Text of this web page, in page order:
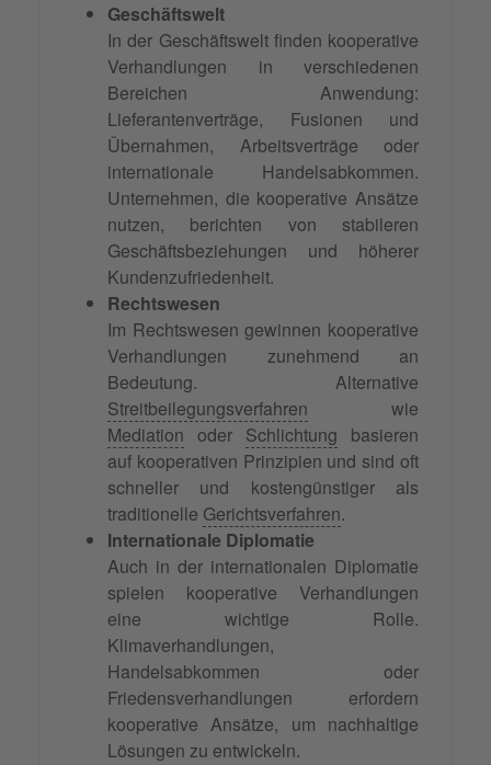
Geschäftswelt
In der Geschäftswelt finden kooperative
Verhandlungen in verschiedenen
Bereichen Anwendung:
Lieferantenverträge, Fusionen und
Übernahmen, Arbeitsverträge oder
internationale Handelsabkommen.
Unternehmen, die kooperative Ansätze
nutzen, berichten von stabileren
Geschäftsbeziehungen und höherer
Kundenzufriedenheit.
Rechtswesen
Im Rechtswesen gewinnen kooperative
Verhandlungen zunehmend an
Bedeutung. Alternative
Streitbeilegungsverfahren wie
Mediation oder Schlichtung basieren
auf kooperativen Prinzipien und sind oft
schneller und kostengünstiger als
traditionelle Gerichtsverfahren.
Internationale Diplomatie
Auch in der internationalen Diplomatie
spielen kooperative Verhandlungen
eine wichtige Rolle.
Klimaverhandlungen,
Handelsabkommen oder
Friedensverhandlungen erfordern
kooperative Ansätze, um nachhaltige
Lösungen zu entwickeln.